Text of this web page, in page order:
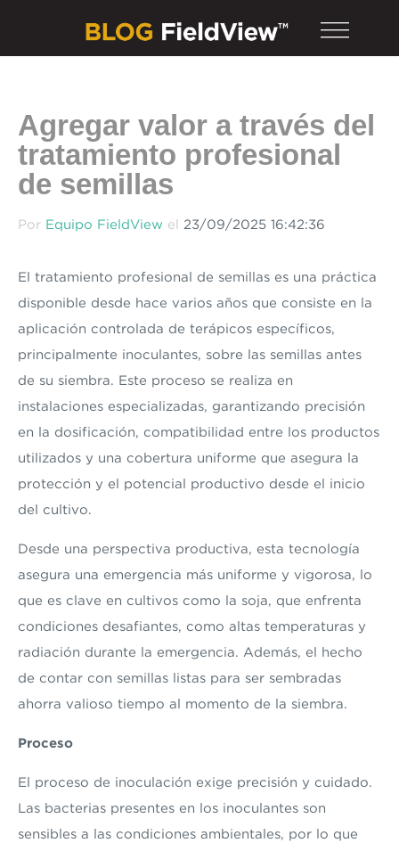
Agregar valor a través del
tratamiento profesional
de semillas
Por Equipo FieldView el 23/09/2025 16:42:36
El tratamiento profesional de semillas es una práctica
disponible desde hace varios años que consiste en la
aplicación controlada de terápicos específicos,
principalmente inoculantes, sobre las semillas antes
de su siembra. Este proceso se realiza en
instalaciones especializadas, garantizando precisión
en la dosificación, compatibilidad entre los productos
utilizados y una cobertura uniforme que asegura la
protección y el potencial productivo desde el inicio
del cultivo.
Desde una perspectiva productiva, esta tecnología
asegura una emergencia más uniforme y vigorosa, lo
que es clave en cultivos como la soja, que enfrenta
condiciones desafiantes, como altas temperaturas y
radiación durante la emergencia. Además, el hecho
de contar con semillas listas para ser sembradas
ahorra valioso tiempo al momento de la siembra.
Proceso
El proceso de inoculación exige precisión y cuidado.
Las bacterias presentes en los inoculantes son
sensibles a las condiciones ambientales, por lo que